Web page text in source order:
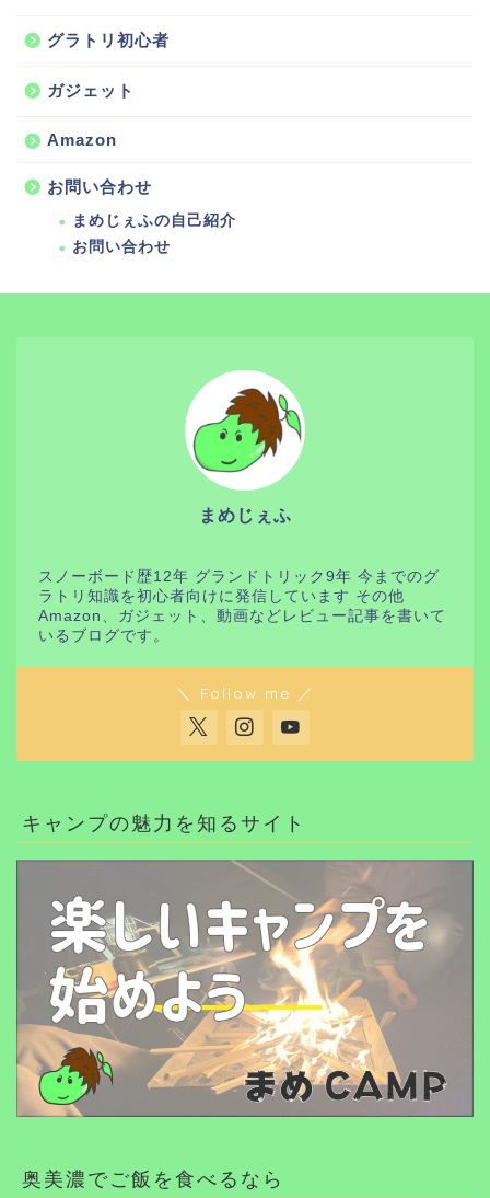
グラトリ初心者
ガジェット
Amazon
お問い合わせ
まめじぇふの自己紹介
お問い合わせ
まめじぇふ
スノーボード歴12年 グランドトリック9年 今までのグ
ラトリ知識を初心者向けに発信しています その他
Amazon、ガジェット、動画などレビュー記事を書いて
いるブログです。
＼ Follow me ／
キャンプの魅力を知るサイト
奥美濃でご飯を食べるなら